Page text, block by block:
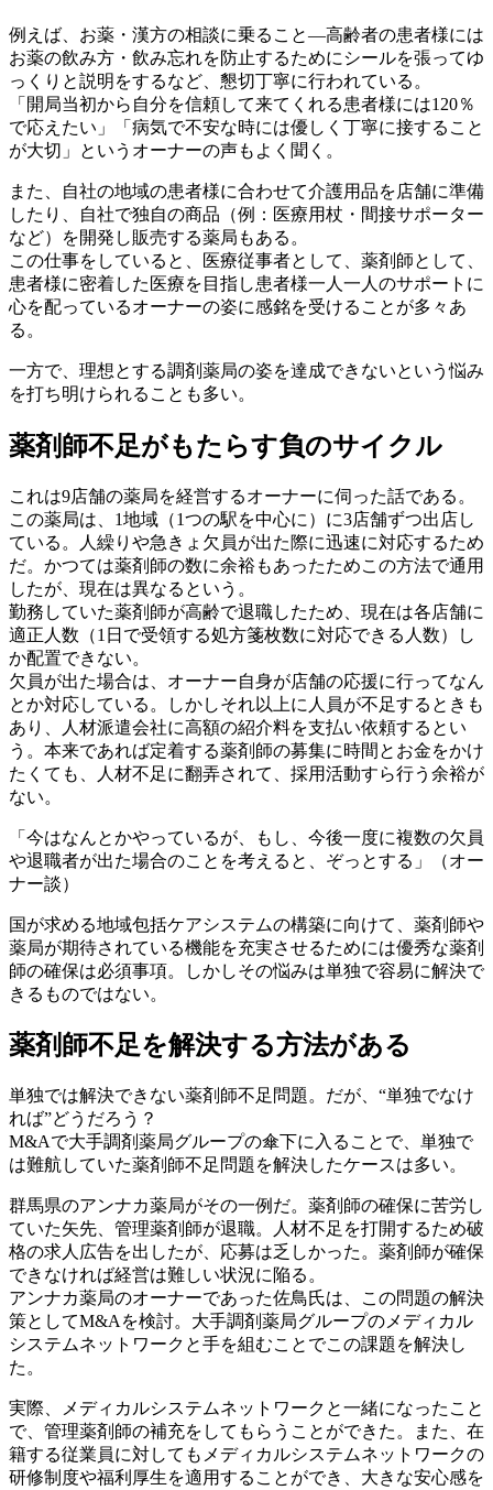
例えば、お薬・漢方の相談に乗ること―高齢者の患者様には
お薬の飲み方・飲み忘れを防止するためにシールを張ってゆ
っくりと説明をするなど、懇切丁寧に行われている。
「開局当初から自分を信頼して来てくれる患者様には120％
で応えたい」「病気で不安な時には優しく丁寧に接すること
が大切」というオーナーの声もよく聞く。
また、自社の地域の患者様に合わせて介護用品を店舗に準備
したり、自社で独自の商品（例：医療用杖・間接サポーター
など）を開発し販売する薬局もある。
この仕事をしていると、医療従事者として、薬剤師として、
患者様に密着した医療を目指し患者様一人一人のサポートに
心を配っているオーナーの姿に感銘を受けることが多々あ
る。
一方で、理想とする調剤薬局の姿を達成できないという悩み
を打ち明けられることも多い。
薬剤師不足がもたらす負のサイクル
これは9店舗の薬局を経営するオーナーに伺った話である。
この薬局は、1地域（1つの駅を中心に）に3店舗ずつ出店し
ている。人繰りや急きょ欠員が出た際に迅速に対応するため
だ。かつては薬剤師の数に余裕もあったためこの方法で通用
したが、現在は異なるという。
勤務していた薬剤師が高齢で退職したため、現在は各店舗に
適正人数（1日で受領する処方箋枚数に対応できる人数）し
か配置できない。
欠員が出た場合は、オーナー自身が店舗の応援に行ってなん
とか対応している。しかしそれ以上に人員が不足するときも
あり、人材派遣会社に高額の紹介料を支払い依頼するとい
う。本来であれば定着する薬剤師の募集に時間とお金をかけ
たくても、人材不足に翻弄されて、採用活動すら行う余裕が
ない。
「今はなんとかやっているが、もし、今後一度に複数の欠員
や退職者が出た場合のことを考えると、ぞっとする」（オー
ナー談）
国が求める地域包括ケアシステムの構築に向けて、薬剤師や
薬局が期待されている機能を充実させるためには優秀な薬剤
師の確保は必須事項。しかしその悩みは単独で容易に解決で
きるものではない。
薬剤師不足を解決する方法がある
単独では解決できない薬剤師不足問題。だが、“単独でなけ
れば”どうだろう？
M&Aで大手調剤薬局グループの傘下に入ることで、単独で
は難航していた薬剤師不足問題を解決したケースは多い。
群馬県のアンナカ薬局がその一例だ。薬剤師の確保に苦労し
ていた矢先、管理薬剤師が退職。人材不足を打開するため破
格の求人広告を出したが、応募は乏しかった。薬剤師が確保
できなければ経営は難しい状況に陥る。
アンナカ薬局のオーナーであった佐鳥氏は、この問題の解決
策としてM&Aを検討。大手調剤薬局グループのメディカル
システムネットワークと手を組むことでこの課題を解決し
た。
実際、メディカルシステムネットワークと一緒になったこと
で、管理薬剤師の補充をしてもらうことができた。また、在
籍する従業員に対してもメディカルシステムネットワークの
研修制度や福利厚生を適用することができ、大きな安心感を